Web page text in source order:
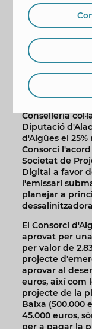
s'inicie la
valor d'uns
punt
són
També s'ha
de signar-se
cessió gratuïta
acord de
Conselleria
Diputació
d'Aigües el
Consorci
Societat de
Digital a favor
l'emissari
planejar a
El Consorci
aprovat per
per valor de
projecte
aprovar al
euros, així com
projecte de la
Baixa (500.000
45.000 euros,
per a pagar la